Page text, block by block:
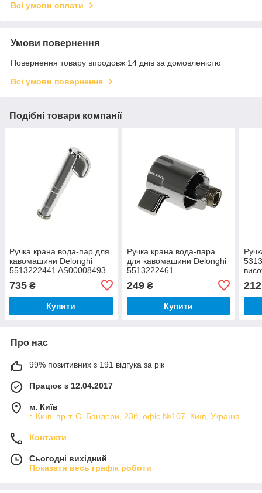
Всі умови оплати
Умови повернення
Повернення товару впродовж 14 днів за домовленістю
Всі умови повернення
Подібні товари компанії
Ручка крана вода-пар для
кавомашини Delonghi
5513222441 AS00008493
735 ₴
Купити
Ручка крана вода-пара
для кавомашини Delonghi
5513222461
249₴
Купити
212
Про нас
99% позитивних з 191 відгука за рік
Працює з 12.04.2017
м. Київ
г. Київ, пр-т. С. Бандери, 23б, офіс №107, Київ, Україна
Контакти
Сьогодні вихідний
Показати весь графік роботи